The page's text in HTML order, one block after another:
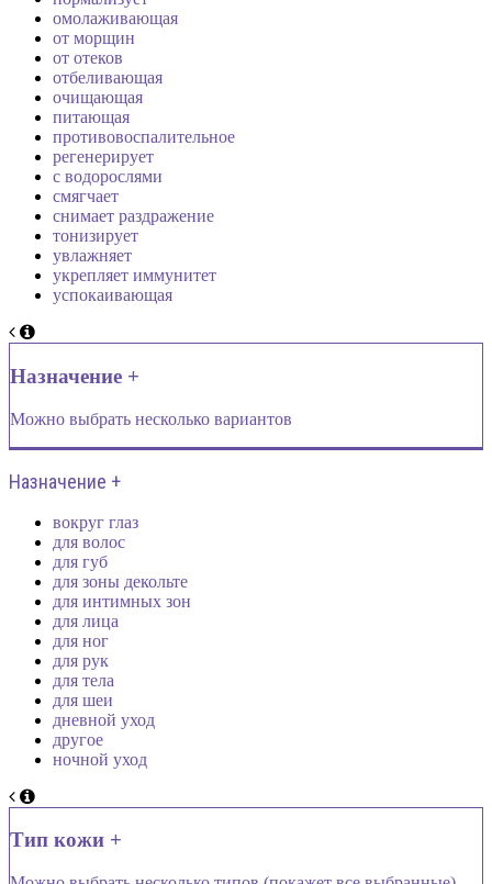
омолаживающая
от морщин
от отеков
отбеливающая
очищающая
питающая
противовоспалительное
регенерирует
с водорослями
смягчает
снимает раздражение
тонизирует
увлажняет
укрепляет иммунитет
успокаивающая
Назначение +
Можно выбрать несколько вариантов
Назначение +
вокруг глаз
для волос
для губ
для зоны декольте
для интимных зон
для лица
для ног
для рук
для тела
для шеи
дневной уход
другое
ночной уход
Тип кожи +